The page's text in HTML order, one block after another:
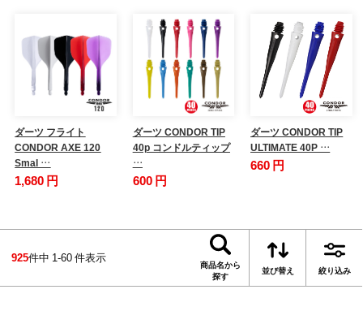
ダーツ フライト
CONDOR AXE 120
Smal …
1,680 円
ダーツ CONDOR TIP
40p コンドルティップ
…
600 円
ダーツ CONDOR TIP
ULTIMATE 40P …
660 円
925件中 1-60 件表示
商品名から
探す
並び替え 絞り込み